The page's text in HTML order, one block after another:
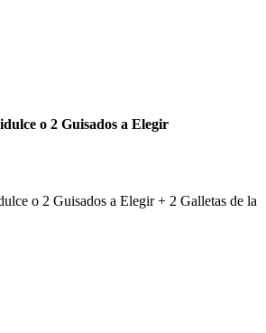
o 2 Guisados a Elegir
o 2 Guisados a Elegir + 2 Galletas de la